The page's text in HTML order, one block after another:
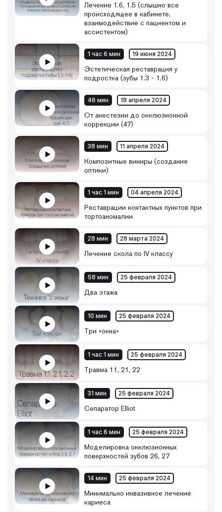
Лечение 1.6, 1.5 (слышно все
происходящее в кабинете,
взаимодействие с пациентом и
ассистентом)
1 час 6 мин 19 июня 2024
Эстетическая реставрация у
подростка (зубы 1.3 - 1.6)
46 мин 18 апреля 2024
От анестезии до окклюзионной
коррекции (47)
38 мин 11 апреля 2024
Композитные виниры (создание
оптики)
1 час 1 мин 04 апреля 2024
Реставрации контактных пунктов при
тортоаномалии
28 мин 28 марта 2024
Лечение скола по IV классу
58 мин 25 февраля 2024
Два этажа
10 мин 25 февраля 2024
Три «окна»
1 час 1 мин 25 февраля 2024
Травма 11, 21, 22
31 мин 25 февраля 2024
Сепаратор Elliot
1 час 6 мин 25 февраля 2024
Моделировка окклюзионных
поверхностей зубов 26, 27
14 мин 25 февраля 2024
Минимально инвазивное лечение
кариеса